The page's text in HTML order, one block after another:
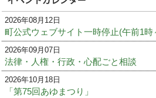
2026年08月12日
町公式ウェブサイト一時停止(午前1時
2026年09月07日
法律・人権・行政・心配ごと相談
2026年10月18日
「第75回あゆまつり」